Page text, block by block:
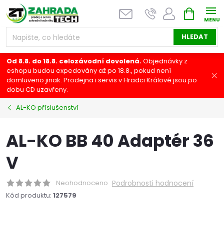
Přejít
na
obsah
HLEDAT
NÁKUPNÍ
KOŠÍK
Od 8.8. do 18.8. celozávodní dovolená.Objednávky z
eshopu budou expedovány až po 18.8., pokud není
domluveno jinak. Prodejna i servis v Hradci Králové jsou po
dobu CD uzavřeny.
AL-KO příslušenství
AL-KO BB 40 Adaptér 36
V
Neohodnoceno Podrobnosti hodnocení
Kód produktu: 127579